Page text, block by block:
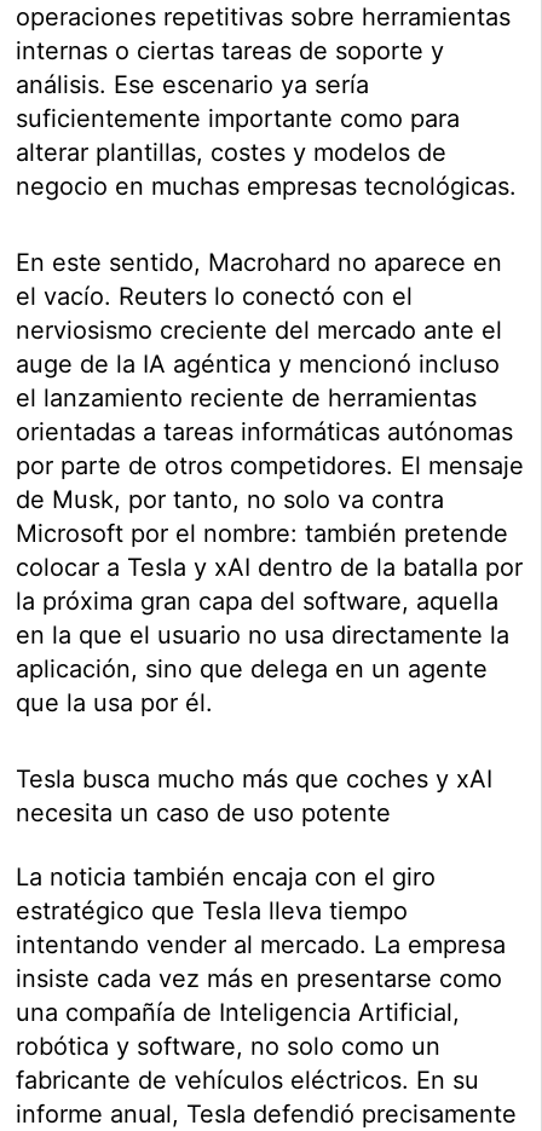
operaciones repetitivas sobre herramientas
internas o ciertas tareas de soporte y
análisis. Ese escenario ya sería
suficientemente importante como para
alterar plantillas, costes y modelos de
negocio en muchas empresas tecnológicas.
En este sentido, Macrohard no aparece en
el vacío. Reuters lo conectó con el
nerviosismo creciente del mercado ante el
auge de la IA agéntica y mencionó incluso
el lanzamiento reciente de herramientas
orientadas a tareas informáticas autónomas
por parte de otros competidores. El mensaje
de Musk, por tanto, no solo va contra
Microsoft por el nombre: también pretende
colocar a Tesla y xAI dentro de la batalla por
la próxima gran capa del software, aquella
en la que el usuario no usa directamente la
aplicación, sino que delega en un agente
que la usa por él.
Tesla busca mucho más que coches y xAI
necesita un caso de uso potente
La noticia también encaja con el giro
estratégico que Tesla lleva tiempo
intentando vender al mercado. La empresa
insiste cada vez más en presentarse como
una compañía de Inteligencia Artificial,
robótica y software, no solo como un
fabricante de vehículos eléctricos. En su
informe anual, Tesla defendió precisamente